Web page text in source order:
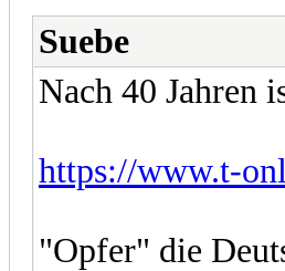
Suebe
Nach 40 Jahren
https://www.t-
"Opfer" die